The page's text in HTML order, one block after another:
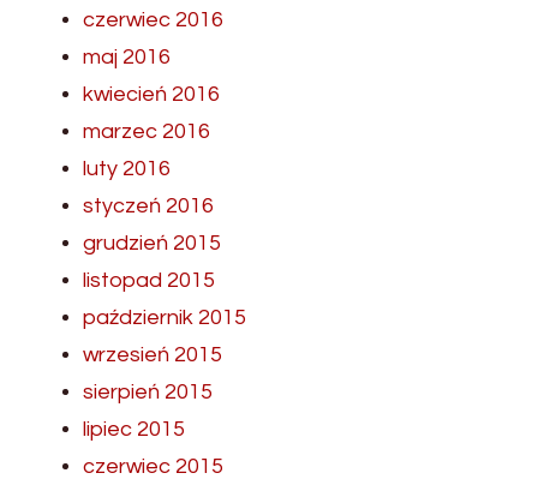
czerwiec 2016
maj 2016
kwiecień 2016
marzec 2016
luty 2016
styczeń 2016
grudzień 2015
listopad 2015
październik 2015
wrzesień 2015
sierpień 2015
lipiec 2015
czerwiec 2015